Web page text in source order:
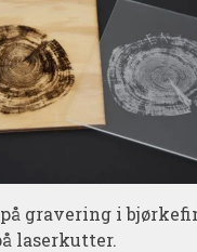
gravering i
laserkutter.